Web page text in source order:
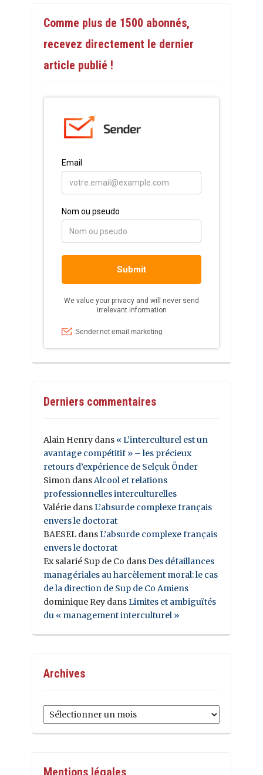
Comme plus de 1500 abonnés,
recevez directement le dernier
article publié !
Derniers commentaires
Alain Henry dans « L’interculturel est un
avantage compétitif » – les précieux
retours d’expérience de Selçuk Önder
Simon dansAlcool et relations
professionnelles interculturelles
Valérie dansL’absurde complexe français
envers le doctorat
BAESEL dansL’absurde complexe français
envers le doctorat
Ex salarié Sup de Co dansDes défaillances
managériales au harcèlement moral: le cas
de la direction de Sup de Co Amiens
dominique Rey dansLimites et ambiguïtés
du « management interculturel »
Archives
Archives
Mentions légales